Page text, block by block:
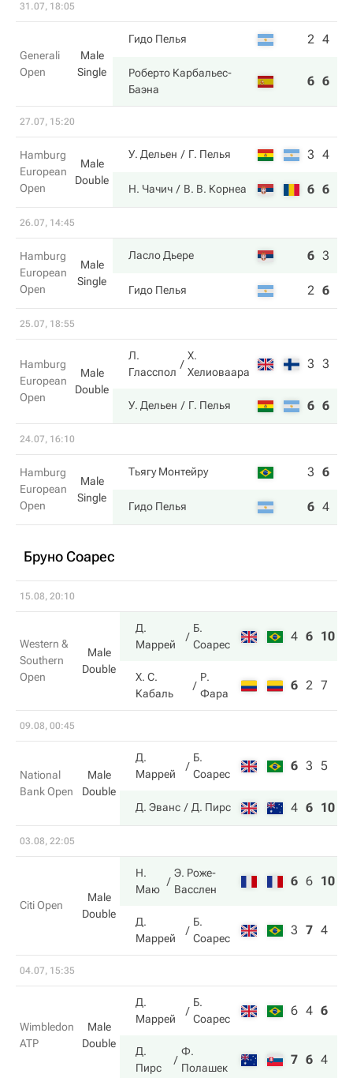
31.07, 18:05
Generali
Open
Male
Single
Гидо Пелья 2 4
Роберто Карбальес-
Баэна
6 6
27.07, 15:20
Hamburg
European
Open
Male
Double
У. Дельен Г. Пелья 3 4
Н. Чачич В. В. Корнеа 6 6
26.07, 14:45
Hamburg
European
Open
Male
Single
Ласло Дьере 6 3
Гидо Пелья 2 6
25.07, 18:55
Hamburg
European
Open
Male
Double
Л.
Гласспол
Х.
Хелиоваара
3 3
У. Дельен Г. Пелья 6 6
24.07, 16:10
Hamburg
European
Open
Male
Single
Тьягу Монтейру 3 6
Гидо Пелья 6 4
Бруно Соарес
15.08, 20:10
Western &
Southern
Open
Male
Double
Д.
Маррей
Б.
Соарес
4 6 10
Х. С.
Кабаль
Р.
Фара
6 2 7
09.08, 00:45
National
Bank Open
Male
Double
Д.
Маррей
Б.
Соарес
6 3 5
Д. Эванс Д. Пирс 4 6 10
03.08, 22:05
Citi Open
Male
Double
Н.
Маю
Э. Роже-
Васслен
6 6 10
Д.
Маррей
Б.
Соарес
3 7 4
04.07, 15:35
Wimbledon
ATP
Male
Double
Д.
Маррей
Б.
Соарес
6 4 6
Д.
Пирс
Ф.
Полашек
7 6 4